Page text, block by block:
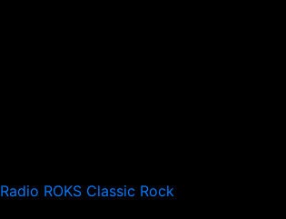
Radio ROKS Classic Rock